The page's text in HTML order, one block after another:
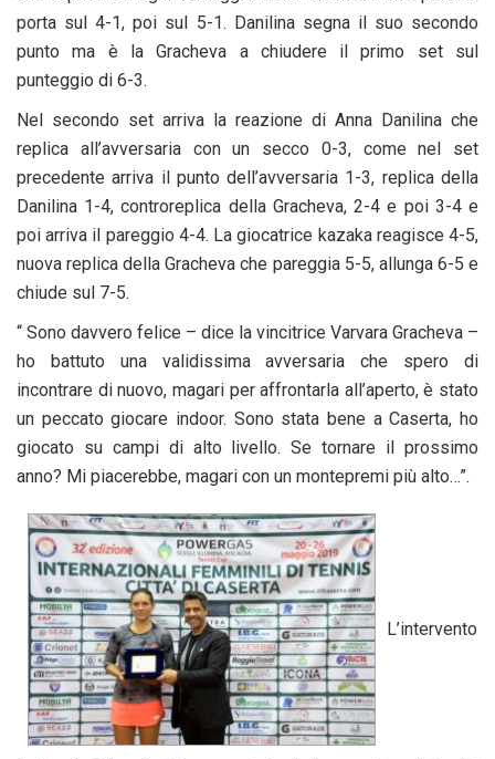
porta sul 4-1, poi sul 5-1. Danilina segna il suo secondo
punto ma è la Gracheva a chiudere il primo set sul
punteggio di 6-3.
Nel secondo set arriva la reazione di Anna Danilina che
replica all’avversaria con un secco 0-3, come nel set
precedente arriva il punto dell’avversaria 1-3, replica della
Danilina 1-4, controreplica della Gracheva, 2-4 e poi 3-4 e
poi arriva il pareggio 4-4. La giocatrice kazaka reagisce 4-5,
nuova replica della Gracheva che pareggia 5-5, allunga 6-5 e
chiude sul 7-5.
“ Sono davvero felice – dice la vincitrice Varvara Gracheva –
ho battuto una validissima avversaria che spero di
incontrare di nuovo, magari per affrontarla all’aperto, è stato
un peccato giocare indoor. Sono stata bene a Caserta, ho
giocato su campi di alto livello. Se tornare il prossimo
anno? Mi piacerebbe, magari con un montepremi più alto…”.
L’intervento